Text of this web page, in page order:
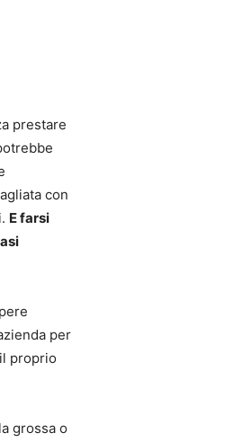
prestare
con
E farsi
per
proprio
grossa o